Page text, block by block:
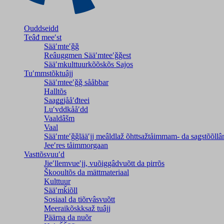
Ouddseidd
Teâđ meeʹst
Sääʹmteʹǧǧ
Reâuggmen Sääʹmteeʹǧǧest
Sääʹmkulttuurkõõskõs Sajos
Tuʹmmstõktuâjj
Sääʹmteeʹǧǧ sååbbar
Halltõs
Saaǥǥjååʹđteei
Luʹvddkååʹdd
Vaaldâšm
Vaal
Sääʹmteʹǧǧlääʹjj meâldlaž õhttsažtåimmam- da
Jeeʹres tåimmorgaan
Vasttõsvuuʹd
Jieʹllemvueʹjj, vuõiggâdvuõtt da pirrõs
Škooultõs da mättmateriaal
Kulttuur
Sääʹmǩiõll
Sosiaal da tiõrvâsvuõtt
Meeraikõskksaž tuâjj
Päärna da nuõr